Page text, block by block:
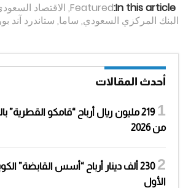
In this article:
Featured
, الاقتصاد
البنك المركزي السعودي, ساما, ستاندرد آند
أحدث المقالات
219 مليون ريال أرباح “قامكو القطرية”
من 2026
230 ألف دينار أرباح “أسس القابضة”
الأول